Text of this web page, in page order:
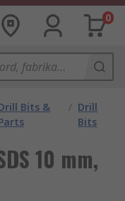
0
Bits &
/ Drill
Bits
10 mm,